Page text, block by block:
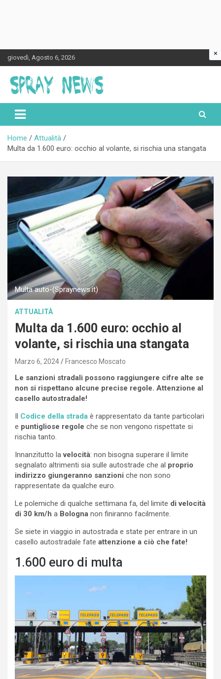
Skip
to
content
giovedì, Agosto 6, 2026
Spraynews.it
Home
Attualità
Multa da 1.600 euro: occhio al volante, si rischia una stangata
Multa auto-(Spraynews.it)
ATTUALITÀ
Multa da 1.600 euro: occhio al
volante, si rischia una stangata
Marzo 6, 2024 Francesco Moscato
Le sanzioni stradali possono raggiungere cifre alte se
non si rispettano alcune precise regole. Attenzione al
casello autostradale!
Codice della strada è rappresentato da tante particolari
e puntigliose regole che se non vengono rispettate si
rischia tanto.
Innanzitutto lavelocità: non bisogna superare il limite
segnalato altrimenti sia sulle autostrade che al proprio
indirizzo giungeranno sanzioni che non sono
rappresentate da qualche euro.
Le polemiche di qualche settimana fa, del limite di velocità
di 30 km/h a Bologna non finiranno facilmente.
Se siete in viaggio in autostrada e state per entrare in un
casello autostradale fate attenzione a ciò che fate!
1.600 euro di multa
×